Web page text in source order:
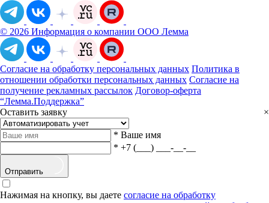
© 2026 Информация о компании ООО Лемма
Согласие на обработку персональных данных Политика в
отношении обработки персональных данных Согласие на
получение рекламных рассылок Договор-оферта
“Лемма.Поддержка”
Оставить заявку
×
* Ваше имя
* +7 (___) ___-__-__
Отправить
Нажимая на кнопку, вы даете согласие на обработку